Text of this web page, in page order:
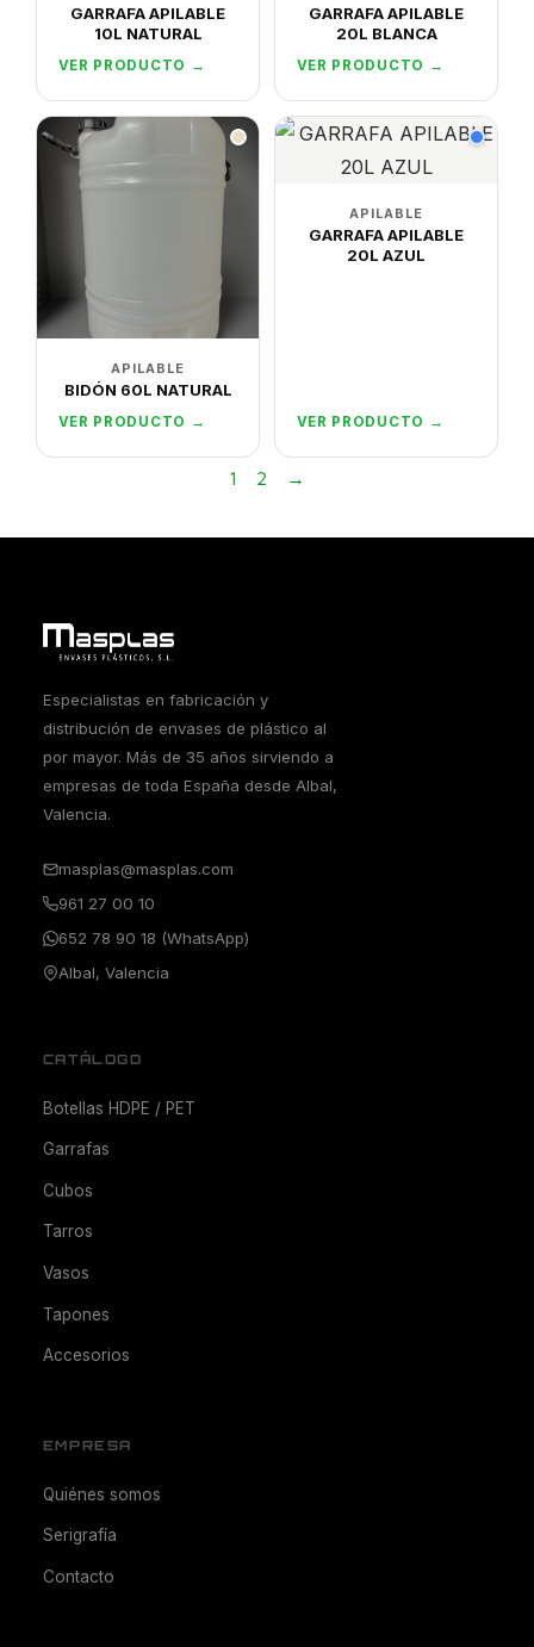
GARRAFA APILABLE
10L NATURAL
VER PRODUCTO →
GARRAFA APILABLE
20L BLANCA
VER PRODUCTO →
APILABLE
BIDÓN 60L NATURAL
VER PRODUCTO →
APILABLE
GARRAFA APILABLE
20L AZUL
VER PRODUCTO →
1 2 →
Especialistas en fabricación y
distribución de envases de plástico al
por mayor. Más de 35 años sirviendo a
empresas de toda España desde Albal,
Valencia.
masplas@masplas.com
961 27 00 10
652 78 90 18 (WhatsApp)
Albal, Valencia
CATÁLOGO
Botellas HDPE / PET
Garrafas
Cubos
Tarros
Vasos
Tapones
Accesorios
EMPRESA
Quiénes somos
Serigrafía
Contacto